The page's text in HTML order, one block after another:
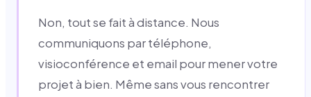
Non, tout se fait à distance. Nous
communiquons par téléphone,
visioconférence et email pour mener votre
projet à bien. Même sans vous rencontrer